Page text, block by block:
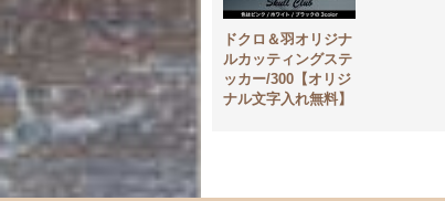
ドクロ＆羽オリジナ
ルカッティングステ
ッカー/300【オリジ
ナル文字入れ無料】